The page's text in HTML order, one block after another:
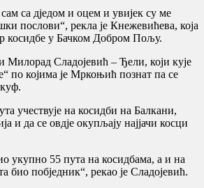
са дједом и оцем и увијек су ме
послови“, рекла је Кнежевићева, која
косидбе у Бачком Добром Пољу.
Милорад Сладојевић – Ђели, који кује
по којима је Мркоњић познат па се
учeствује на косидби на Балкани,
и да се овдје окупљају најјачи косци
укупно 55 пута на косидбама, а и на
био побједник“, рекао је Сладојевић.